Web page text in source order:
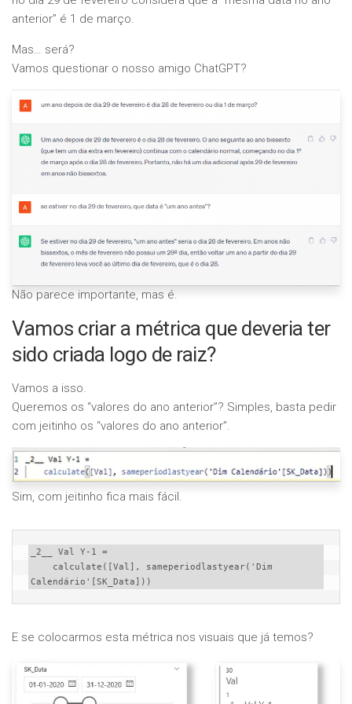
anterior” é 1 de março.
Mas… será?
Vamos questionar o nosso amigo ChatGPT?
Não parece importante, mas é.
Vamos criar a métrica que deveria ter
sido criada logo de raiz?
Vamos a isso.
Queremos os “valores do ano anterior”? Simples, basta pedir
com jeitinho os “valores do ano anterior”.
Sim, com jeitinho fica mais fácil.
_2__ Val Y-1 =
Calendário'[SK_Data]))
E se colocarmos esta métrica nos visuais que já temos?